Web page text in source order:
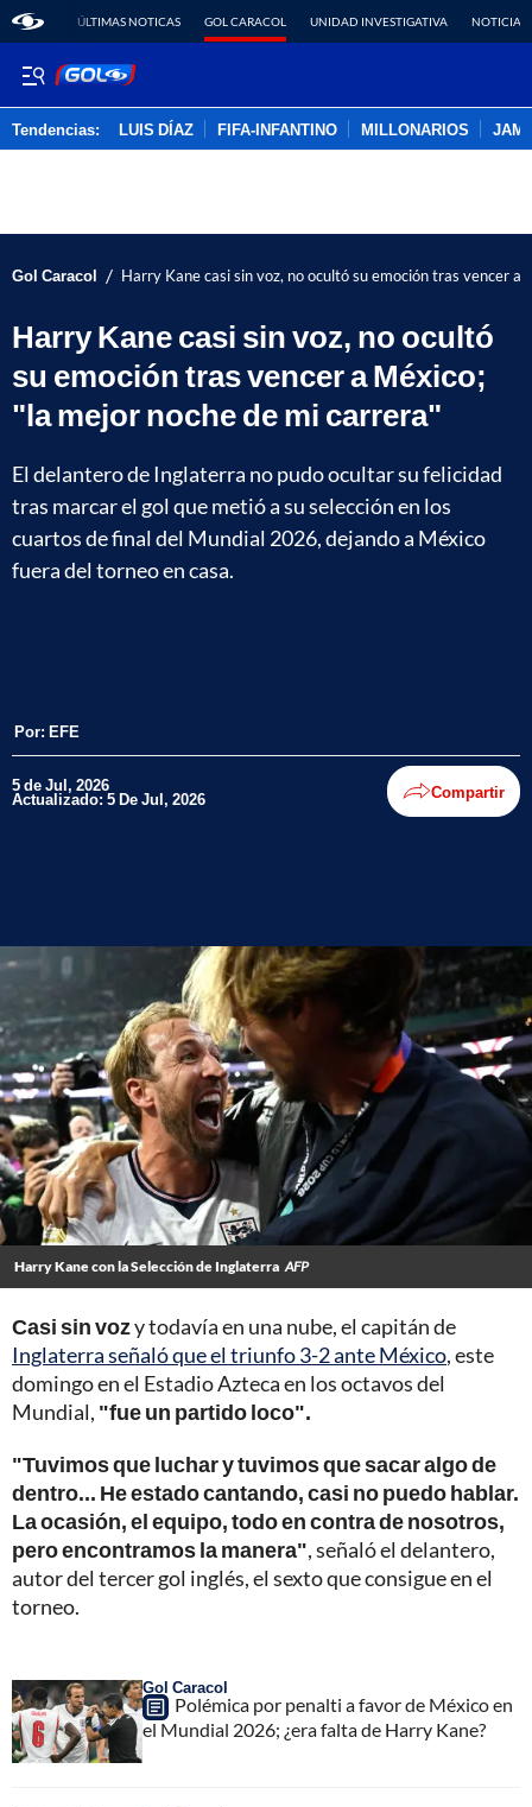
ÚLTIMAS NOTICAS GOL CARACOL UNIDAD INVESTIGATIVA NOTICIAS
Tendencias: LUIS DÍAZ FIFA-INFANTINO MILLONARIOS
Gol Caracol / Harry Kane casi sin voz, no ocultó su emoción tras vencer
Harry Kane casi sin voz, no ocultó
su emoción tras vencer a México;
"la mejor noche de mi carrera"
El delantero de Inglaterra no pudo ocultar su felicidad
tras marcar el gol que metió a su selección en los
cuartos de final del Mundial 2026, dejando a México
fuera del torneo en casa.
Por: EFE
5 de Jul, 2026
Actualizado: 5 De Jul, 2026 Compartir
Harry Kane con la Selección de Inglaterra AFP
Casi sin vozy todavía en una nube, el capitán de
Inglaterra señaló que el triunfo 3-2 ante México, este
domingo en el Estadio Azteca en los octavos del
Mundial, "fue un partido loco".
"Tuvimos que luchar y tuvimos que sacar algo de
dentro... He estado cantando, casi no puedo hablar.
La ocasión, el equipo, todo en contra de nosotros,
pero encontramos la manera", señaló el delantero,
autor del tercer gol inglés, el sexto que consigue en el
torneo.
Gol Caracol
Polémica por penalti a favor de México en
el Mundial 2026; ¿era falta de Harry Kane?